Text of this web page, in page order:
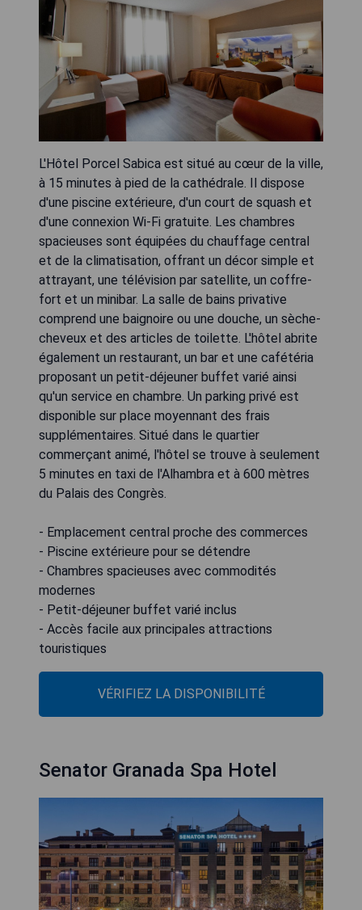
L'Hôtel Porcel Sabica est situé au cœur de la ville,
à 15 minutes à pied de la cathédrale. Il dispose
d'une piscine extérieure, d'un court de squash et
d'une connexion Wi-Fi gratuite. Les chambres
spacieuses sont équipées du chauffage central
et de la climatisation, offrant un décor simple et
attrayant, une télévision par satellite, un coffre-
fort et un minibar. La salle de bains privative
comprend une baignoire ou une douche, un sèche-
cheveux et des articles de toilette. L'hôtel abrite
également un restaurant, un bar et une cafétéria
proposant un petit-déjeuner buffet varié ainsi
qu'un service en chambre. Un parking privé est
disponible sur place moyennant des frais
supplémentaires. Situé dans le quartier
commerçant animé, l'hôtel se trouve à seulement
5 minutes en taxi de l'Alhambra et à 600 mètres
du Palais des Congrès.
- Emplacement central proche des commerces
- Piscine extérieure pour se détendre
- Chambres spacieuses avec commodités
modernes
- Petit-déjeuner buffet varié inclus
- Accès facile aux principales attractions
touristiques
VÉRIFIEZ LA DISPONIBILITÉ
Senator Granada Spa Hotel